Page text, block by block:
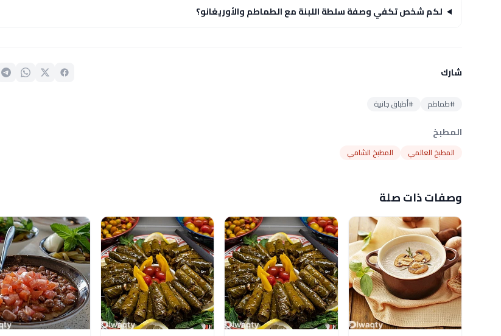
لكم شخص تكفي وصفة سلطة اللبنة مع الطماطم والأوريغانو؟
شارك
#طماطم #أطباق جانبية
المطبخ
المطبخ العالمي المطبخ الشامي
وصفات ذات صلة